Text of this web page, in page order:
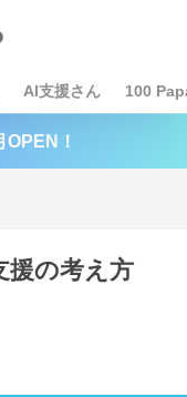
AI支援さん 100
！
援の考え方